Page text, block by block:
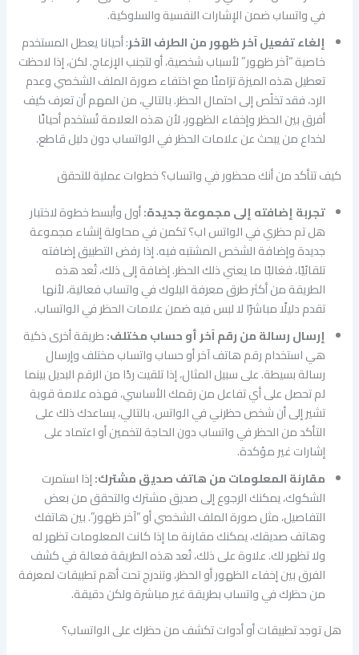
في واتساب ضمن الإشارات النفسية والسلوكية.
إلغاء تفعيل آخر ظهور من الطرف الآخر: أحيانا يعطل المستخدم
خاصية “آخر ظهور” لأسباب شخصية، أو لتجنب الإزعاج. لكن، إذا لاحظت
تعطيل هذه الميزة تزامنًا مع اختفاء صورة الملف الشخصي وعدم
الرد، فقد تخلُص إلى احتمال الحظر. بالتالي، من المهم أن تعرف كيف
أفرق بين الحظر وإخفاء الظهور، لأن هذه العلامة تُستخدم أحيانًا
لخداع من يبحث عن علامات الحظر في الواتساب دون دليل قاطع.
كيف تتأكد من أنك محظور في واتساب؟ خطوات عملية للتحقق
تجربة إضافته إلى مجموعة جديدة:أول وأبسط خطوة لاختبار
هل تم حظري في الواتس اب؟ تكمن في محاولة إنشاء مجموعة
جديدة وإضافة الشخص المشتبه فيه. إذا رفض التطبيق إضافته
تلقائيًا، فغالبًا ما يعني ذلك الحظر. إضافة إلى ذلك، تُعد هذه
الطريقة من أكثر طرق معرفة البلوك في واتساب فعالية، لأنها
تقدم دليلًا مباشرًا لا لبس فيه ضمن علامات الحظر في الواتساب.
إرسال رسالة من رقم آخر أو حساب مختلف:طريقة أخرى ذكية
هي استخدام رقم هاتف آخر أو حساب واتساب مختلف وإرسال
رسالة بسيطة. على سبيل المثال، إذا تلقيت ردًا من الرقم البديل بينما
لم تحصل على أي تفاعل من رقمك الأساسي، فهذه علامة قوية
تشير إلى أن شخص حظرني في الواتس. بالتالي، يساعدك ذلك على
التأكد من الحظر في واتساب دون الحاجة لتخمين أو اعتماد على
إشارات غير مؤكدة.
مقارنة المعلومات من هاتف صديق مشترك:إذا استمرت
الشكوك، يمكنك الرجوع إلى صديق مشترك والتحقق من بعض
التفاصيل، مثل صورة الملف الشخصي أو “آخر ظهور”. بين هاتفك
وهاتف صديقك، يمكنك مقارنة ما إذا كانت المعلومات تظهر له
ولا تظهر لك. علاوة على ذلك، تُعد هذه الطريقة فعالة في كشف
الفرق بين إخفاء الظهور أو الحظر، وتندرج تحت أهم تطبيقات لمعرفة
من حظرك في واتساب بطريقة غير مباشرة ولكن دقيقة.
هل توجد تطبيقات أو أدوات تكشف من حظرك على الواتساب؟